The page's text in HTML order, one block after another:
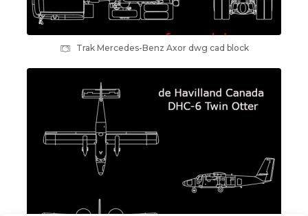
Trak Mercedes-Benz Axor dwg cad block